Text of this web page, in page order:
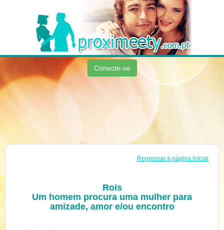
Conecte-se
Regressar à página inicial
Rois
Um homem procura uma mulher para
amizade, amor e/ou encontro